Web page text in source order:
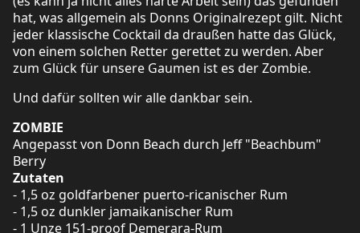
hat, was allgemein als Donns Originalrezept gilt. Nicht
jeder klassische Cocktail da draußen hatte das Glück,
von einem solchen Retter gerettet zu werden. Aber
zum Glück für unsere Gaumen ist es der Zombie.
Und dafür sollten wir alle dankbar sein.
ZOMBIE
Angepasst von Donn Beach durch Jeff "Beachbum"
Berry
Zutaten
- 1,5 oz goldfarbener puerto-ricanischer Rum
- 1,5 oz dunkler jamaikanischer Rum
- 1 Unze 151-proof Demerara-Rum